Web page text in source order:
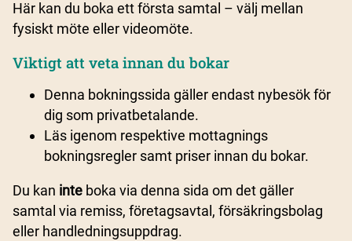
Här kan du boka ett första samtal – välj mellan
fysiskt möte eller videomöte.
Viktigt att veta innan du bokar
Denna bokningssida gäller endast nybesök för
dig som privatbetalande.
Läs igenom respektive mottagnings
bokningsregler samt priser innan du bokar.
Du kan inte boka via denna sida om det gäller
samtal via remiss, företagsavtal, försäkringsbolag
eller handledningsuppdrag.